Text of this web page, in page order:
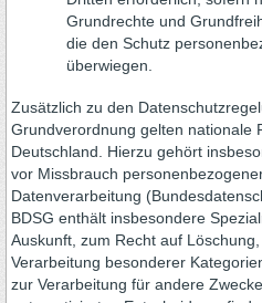
Grundrechte und
die den Schutz
überwiegen.
Zusätzlich zu den
Grundverordnung gelten nationale
Deutschland. Hierzu gehört
vor Missbrauch
Datenverarbeitung
BDSG enthält insbesondere
Auskunft, zum Recht auf
Verarbeitung besonderer
zur Verarbeitung für andere